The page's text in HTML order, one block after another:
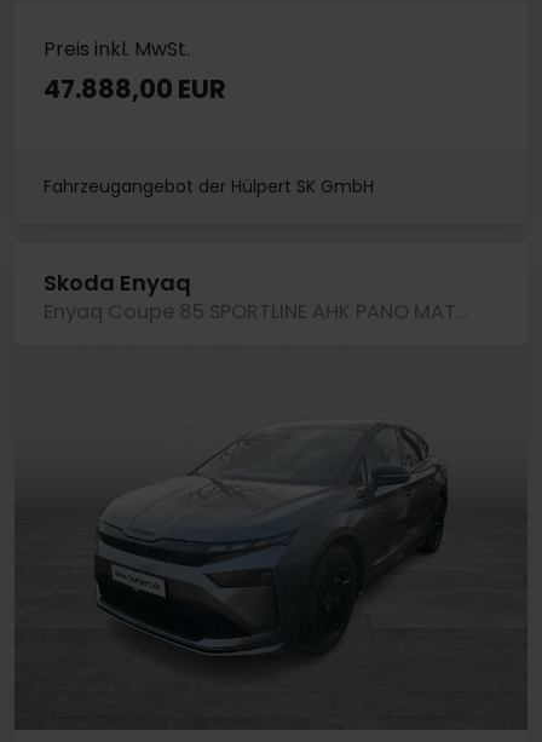
Preis inkl. MwSt.
47.888,00 EUR
Fahrzeugangebot der Hülpert SK GmbH
Skoda Enyaq
Enyaq Coupe 85 SPORTLINE AHK PANO MATRIXLED LM20